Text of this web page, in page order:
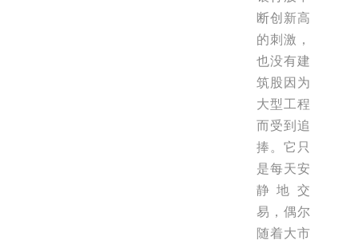
断创新高
的刺激，
也没有建
筑股因为
大型工程
而受到追
捧。它只
是每天安
静地交
易，偶尔
随着大市